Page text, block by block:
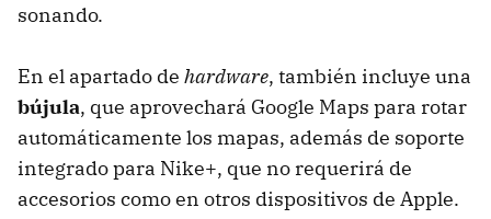
sonando.
En el apartado de hardware, también incluye una
bújula, que aprovechará Google Maps para rotar
automáticamente los mapas, además de soporte
integrado para Nike+, que no requerirá de
accesorios como en otros dispositivos de Apple.